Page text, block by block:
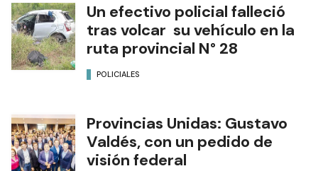
Un efectivo policial falleció
tras volcar su vehículo en la
ruta provincial N° 28
POLICIALES
Provincias Unidas: Gustavo
Valdés, con un pedido de
visión federal